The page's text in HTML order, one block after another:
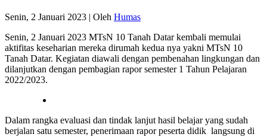
Senin, 2 Januari 2023 | Oleh Humas
Senin, 2 Januari 2023 MTsN 10 Tanah Datar kembali memulai
aktifitas keseharian mereka dirumah kedua nya yakni MTsN 10
Tanah Datar. Kegiatan diawali dengan pembenahan lingkungan dan
dilanjutkan dengan pembagian rapor semester 1 Tahun Pelajaran
2022/2023.
Dalam rangka evaluasi dan tindak lanjut hasil belajar yang sudah
berjalan satu semester, penerimaan rapor peserta didik langsung di